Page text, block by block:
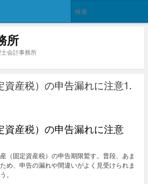
所
会計事務所
資産税）の申告漏れに注意1.
資産税）の申告漏れに注意
（固定資産税）の申告期限鷲す。普段、あま
め、申告の漏れや間違いがよく見受けられま
。